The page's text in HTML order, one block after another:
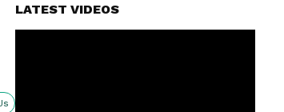
LATEST VIDEOS